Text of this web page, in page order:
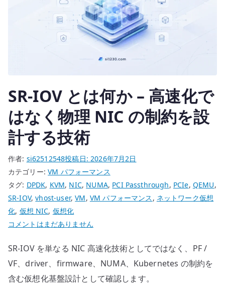
所
を
変
え
る
技
術
へ
の
SR-IOV とは何か – 高速化で
はなく物理 NIC の制約を設
計する技術
作者: si62512548投稿日:2026年7月2日
カテゴリー:VM パフォーマンス
タグ: DPDK, KVM, NIC, NUMA, PCI Passthrough, PCIe, QEMU,
SR-IOV,vhost-user,VM, VM パフォーマンス , ネットワーク仮想
化, 仮想 NIC, 仮想化
SR-
と
は
何
コメントはまだありません
SR-IOV を単なる NIC 高速化技術としてではなく、PF /
VF、driver、firmware、NUMA、Kubernetes の制約を
含む仮想化基盤設計として確認します。